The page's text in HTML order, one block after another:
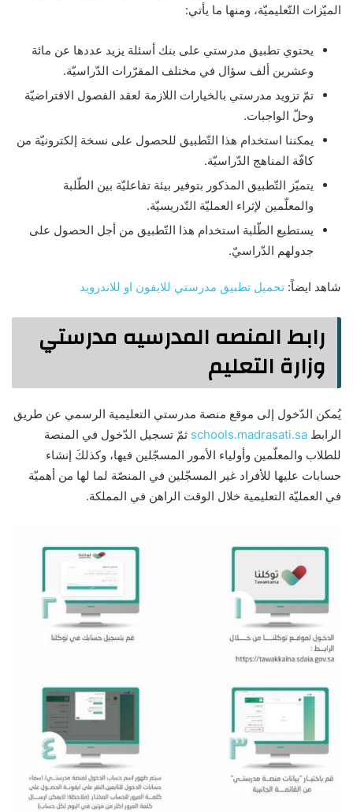
الميّزات التّعليميّة، ومنها ما يأتي:
يحتوي تطبيق مدرستي على بنك أسئلة يزيد عددها عن مائة
وعشرين ألف سؤال في مختلف المقرّرات الدّراسيّة.
تمّ تزويد مدرستي بالخيارات اللازمة لعقد الفصول الافتراضيّة
وحلّ الواجبات.
يمكننا استخدام هذا التّطبيق للحصول على نسخة إلكترونيّة من
كافّة المناهج الدّراسيّة.
يتميّز التّطبيق المذكور بتوفير بيئة تفاعليّة بين الطّلبة
والمعلّمين لإثراء العمليّة التّدريسيّة.
يستطيع الطّلبة استخدام هذا التّطبيق من أجل الحصول على
جدولهم الدّراسيّ.
شاهد ايضاً: تحميل تطبيق مدرستي للايفون او للاندرويد
رابط المنصه المدرسيه مدرستي
وزارة التعليم
يُمكن الدّخول إلى موقع منصة مدرستي التعليمية الرسمي عن طريق
الرابط schools.madrasati.sa ثمّ تسجيل الدّخول في المنصة
للطلاب والمعلّمين وأولياء الأمور المسجّلين فيها، وكذلكَ إنشاء
حسابات عليها للأفراد غير المسجّلين في المنصّة لما لها من أهميّة
في العمليّة التعليمية خلال الوقت الراهن في المملكة.